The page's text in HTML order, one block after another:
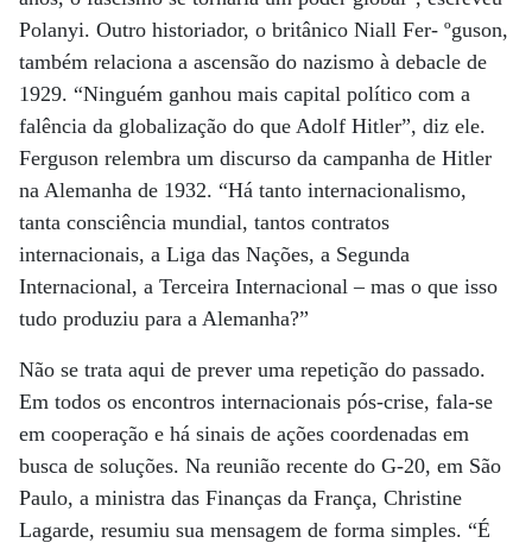
Polanyi. Outro historiador, o britânico Niall Fer- ºguson,
também relaciona a ascensão do nazismo à debacle de
1929. “Ninguém ganhou mais capital político com a
falência da globalização do que Adolf Hitler”, diz ele.
Ferguson relembra um discurso da campanha de Hitler
na Alemanha de 1932. “Há tanto internacionalismo,
tanta consciência mundial, tantos contratos
internacionais, a Liga das Nações, a Segunda
Internacional, a Terceira Internacional – mas o que isso
tudo produziu para a Alemanha?”
Não se trata aqui de prever uma repetição do passado.
Em todos os encontros internacionais pós-crise, fala-se
em cooperação e há sinais de ações coordenadas em
busca de soluções. Na reunião recente do G-20, em São
Paulo, a ministra das Finanças da França, Christine
Lagarde, resumiu sua mensagem de forma simples. “É